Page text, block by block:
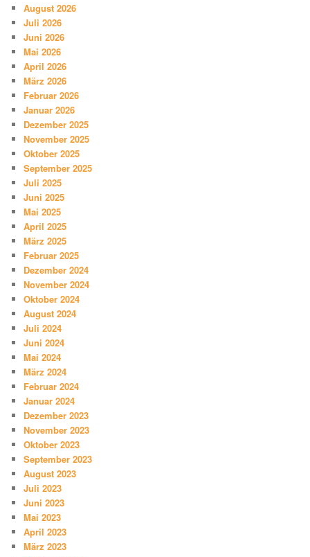
August 2026
Juli 2026
Juni 2026
Mai 2026
April 2026
März 2026
Februar 2026
Januar 2026
Dezember 2025
November 2025
Oktober 2025
September 2025
Juli 2025
Juni 2025
Mai 2025
April 2025
März 2025
Februar 2025
Dezember 2024
November 2024
Oktober 2024
August 2024
Juli 2024
Juni 2024
Mai 2024
März 2024
Februar 2024
Januar 2024
Dezember 2023
November 2023
Oktober 2023
September 2023
August 2023
Juli 2023
Juni 2023
Mai 2023
April 2023
März 2023